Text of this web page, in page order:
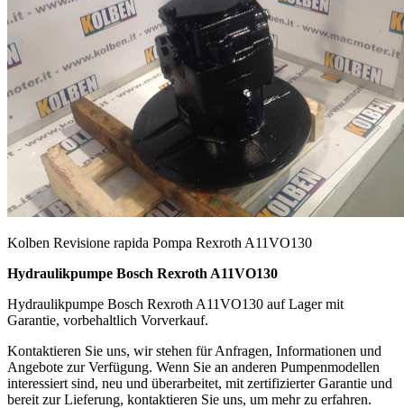
Kolben Revisione rapida Pompa Rexroth A11VO130
Hydraulikpumpe Bosch Rexroth A11VO130
Hydraulikpumpe Bosch Rexroth A11VO130 auf Lager mit
Garantie, vorbehaltlich Vorverkauf.
Kontaktieren Sie uns, wir stehen für Anfragen, Informationen und
Angebote zur Verfügung. Wenn Sie an anderen Pumpenmodellen
interessiert sind, neu und überarbeitet, mit zertifizierter Garantie und
bereit zur Lieferung, kontaktieren Sie uns, um mehr zu erfahren.